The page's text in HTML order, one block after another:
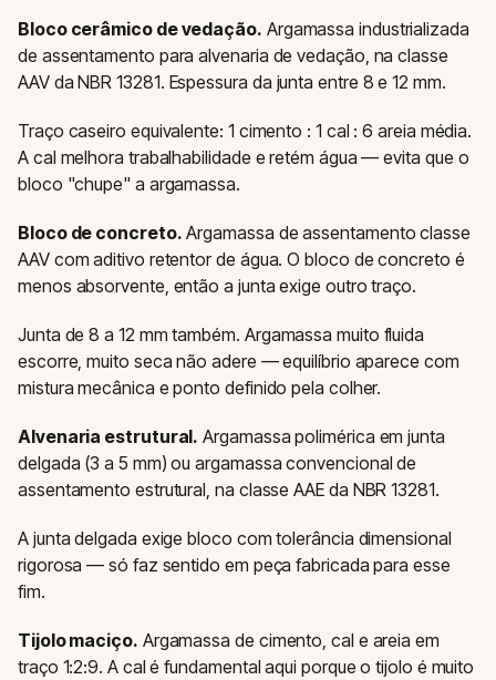
Bloco cerâmico de vedação. Argamassa industrializada
de assentamento para alvenaria de vedação, na classe
AAV da NBR 13281. Espessura da junta entre 8 e 12 mm.
Traço caseiro equivalente: 1 cimento : 1 cal : 6 areia média.
A cal melhora trabalhabilidade e retém água — evita que o
bloco "chupe" a argamassa.
Bloco de concreto. Argamassa de assentamento classe
AAV com aditivo retentor de água. O bloco de concreto é
menos absorvente, então a junta exige outro traço.
Junta de 8 a 12 mm também. Argamassa muito fluida
escorre, muito seca não adere — equilíbrio aparece com
mistura mecânica e ponto definido pela colher.
Alvenaria estrutural. Argamassa polimérica em junta
delgada (3 a 5 mm) ou argamassa convencional de
assentamento estrutural, na classe AAE da NBR 13281.
A junta delgada exige bloco com tolerância dimensional
rigorosa — só faz sentido em peça fabricada para esse
fim.
Tijolo maciço. Argamassa de cimento, cal e areia em
traço 1:2:9. A cal é fundamental aqui porque o tijolo é muito